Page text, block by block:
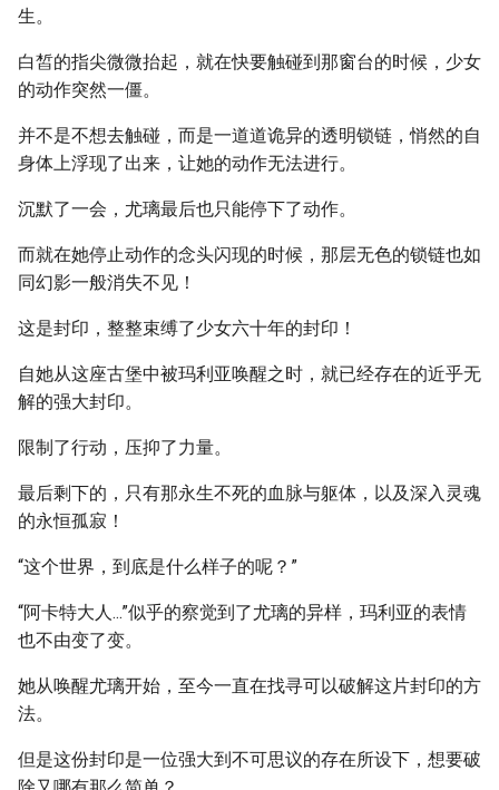
生。
白皙的指尖微微抬起，就在快要触碰到那窗台的时候，少女
的动作突然一僵。
并不是不想去触碰，而是一道道诡异的透明锁链，悄然的自
身体上浮现了出来，让她的动作无法进行。
沉默了一会，尤璃最后也只能停下了动作。
而就在她停止动作的念头闪现的时候，那层无色的锁链也如
同幻影一般消失不见！
这是封印，整整束缚了少女六十年的封印！
自她从这座古堡中被玛利亚唤醒之时，就已经存在的近乎无
解的强大封印。
限制了行动，压抑了力量。
最后剩下的，只有那永生不死的血脉与躯体，以及深入灵魂
的永恒孤寂！
“这个世界，到底是什么样子的呢？”
“阿卡特大人...”似乎的察觉到了尤璃的异样，玛利亚的表情
也不由变了变。
她从唤醒尤璃开始，至今一直在找寻可以破解这片封印的方
法。
但是这份封印是一位强大到不可思议的存在所设下，想要破